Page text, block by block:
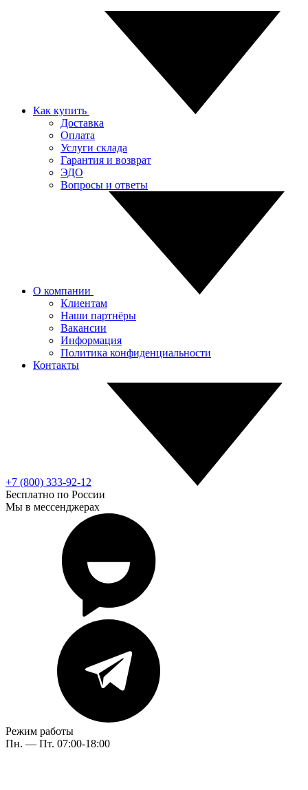
Как купить
Доставка
Оплата
Услуги склада
Гарантия и возврат
ЭДО
Вопросы и ответы
О компании
Клиентам
Наши партнёры
Вакансии
Информация
Политика конфиденциальности
Контакты
+7 (800) 333-92-12
Бесплатно по России
Мы в мессенджерах
Режим работы
Пн. — Пт. 07:00-18:00